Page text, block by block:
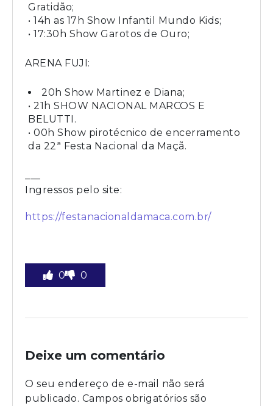
Gratidão;
• 14h as 17h Show Infantil Mundo Kids;
• 17:30h Show Garotos de Ouro;
ARENA FUJI:
20h Show Martinez e Diana;
• 21h SHOW NACIONAL MARCOS E
BELUTTI.
• 00h Show pirotécnico de encerramento
da 22ª Festa Nacional da Maçã.
Ingressos pelo site:
https://festanacionaldamaca.com.br/
0 0
Deixe um comentário
O seu endereço de e-mail não será
publicado. Campos obrigatórios são